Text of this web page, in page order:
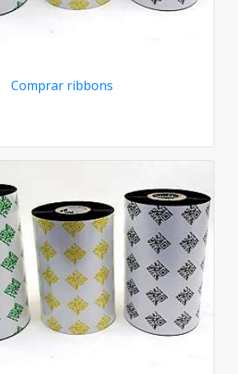
Comprar ribbons